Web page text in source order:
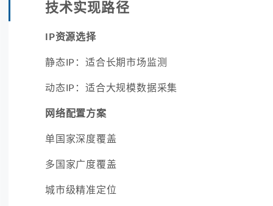
技术实现路径
IP资源选择
静态IP：适合长期市场监测
动态IP：适合大规模数据采集
网络配置方案
单国家深度覆盖
多国家广度覆盖
城市级精准定位